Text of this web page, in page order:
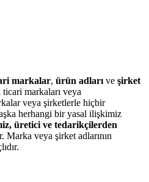
markalar, ürün adları ve şirket
markaları veya
veya şirketlerle hiçbir
herhangi bir yasal ilişkimiz
üretici ve tedarikçilerden
Marka veya şirket adlarının